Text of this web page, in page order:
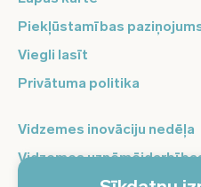
Piekļūstamības
Viegli lasīt
Privātuma politika
Vidzemes inovāciju nedēļa
Vidzemes